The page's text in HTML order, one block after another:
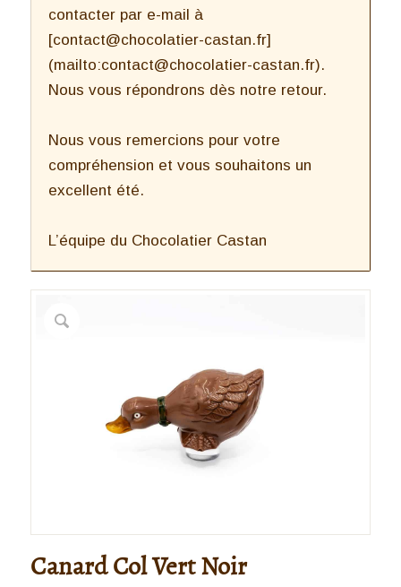
contacter par e-mail à
[contact@chocolatier-castan.fr]
(mailto:contact@chocolatier-castan.fr).
Nous vous répondrons dès notre retour.
Nous vous remercions pour votre
compréhension et vous souhaitons un
excellent été.
L’équipe du Chocolatier Castan
Canard Col Vert Noir